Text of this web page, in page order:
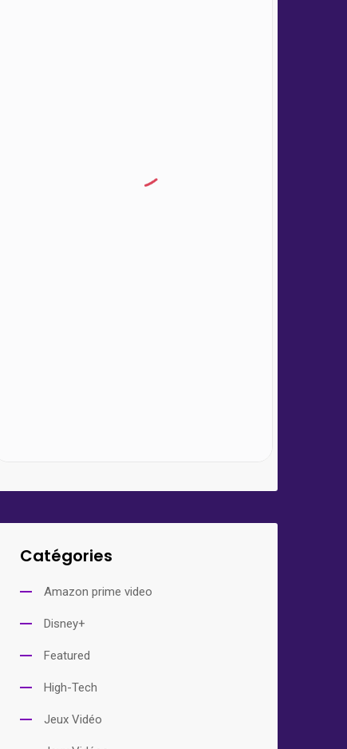
Catégories
Amazon prime video
Disney+
Featured
High-Tech
Jeux Vidéo